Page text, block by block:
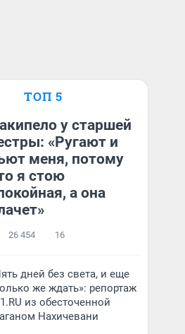
ТОП 5
у старшей
«Ругают и
меня, потому
я стою
а она
26 454 16
дней без света, и еще
же ждать»: репортаж
из обесточенной
Нахичевани